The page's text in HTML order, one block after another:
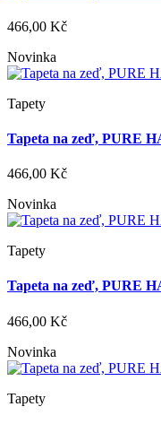
466,00 Kč
Novinka
Tapety
Tapeta na zeď, PURE
466,00 Kč
Novinka
Tapety
Tapeta na zeď, PURE
466,00 Kč
Novinka
Tapety